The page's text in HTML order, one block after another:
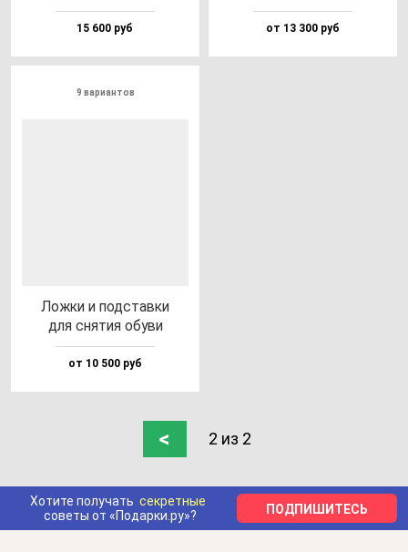
15 600 руб от 13 300 руб
9 вариантов
Лож­ки и под­став­ки
для сня­тия обу­ви
от 10 500 руб
< 2 из 2
Хотите получать секретные
советы от «Подарки.ру»?
ПОДПИШИТЕСЬ